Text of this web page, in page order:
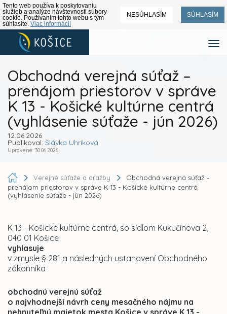
Tento web používa k poskytovaniu
služieb a analýze návštevnosti súbory
cookie. Používaním tohto webu s tým
súhlasíte. Viac informácií
NESÚHLASÍM SÚHLASÍM
Obchodná verejná súťaž –
prenájom priestorov v správe
K 13 - Košické kultúrne centrá
(vyhlásenie súťaže - jún 2026)
12.06.2026
Publikoval: Slávka Uhríková
Upravené: 30.06.2026
Verejné súťaže a dražby
Obchodná verejná súťaž –
prenájom priestorov v správe K 13 - Košické kultúrne centrá
(vyhlásenie súťaže - jún 2026)
K 13 - Košické kultúrne centrá, so sídlom Kukučínova 2,
040 01 Košice
vyhlasuje
v zmysle § 281 a následných ustanovení Obchodného
zákonníka
obchodnú verejnú súťaž
o najvhodnejší návrh ceny mesačného nájmu na
nehnuteľný majetok mesta Košice v správe K 13 -